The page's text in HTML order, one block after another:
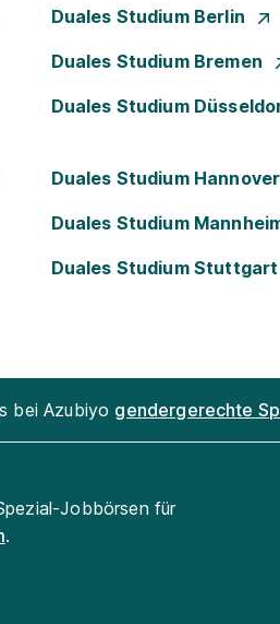
Duales Studium Berlin
Duales Studium Bremen
Duales Studium
Duales Studium Hannover
Duales Studium
Duales Studium Stuttgart
bei Azubiyo gendergerechte
Jobbörsen für
.